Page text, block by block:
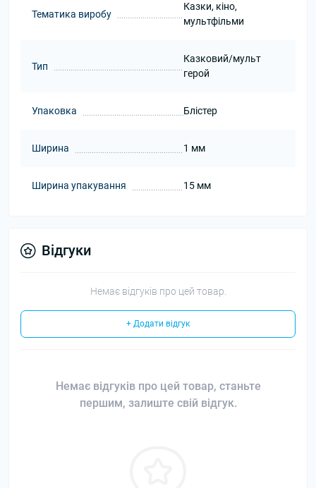
Тематика виробу
Казки, кіно,
мультфільми
Тип
Казковий/мульт
герой
Упаковка Блістер
Ширина 1 мм
Ширина упакування 15 мм
Відгуки
Немає відгуків про цей товар.
+ Додати відгук
Немає відгуків про цей товар, станьте
першим, залиште свій відгук.